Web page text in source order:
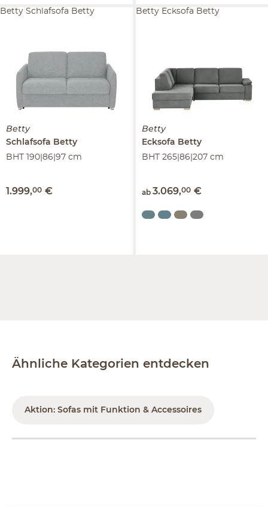
Betty
Schlafsofa Betty
BHT 190|86|97 cm
1.999,00 €
Betty Schlafsofa Betty
Betty
Ecksofa Betty
BHT 265|86|207 cm
ab 3.069,00 €
Betty Ecksofa Betty
Ähnliche Kategorien entdecken
Aktion: Sofas mit Funktion & Accessoires